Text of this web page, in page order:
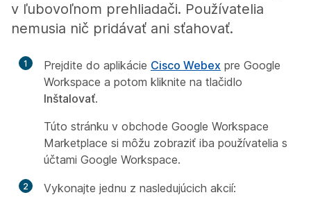
v ľubovoľnom prehliadači. Používatelia
nemusia nič pridávať ani sťahovať.
1 Prejdite do aplikácie Cisco Webex pre Google
Workspace a potom kliknite na tlačidlo
Inštalovať.
Túto stránku v obchode Google Workspace
Marketplace si môžu zobraziť iba používatelia s
účtami Google Workspace.
2
Vykonajte jednu z nasledujúcich akcií: